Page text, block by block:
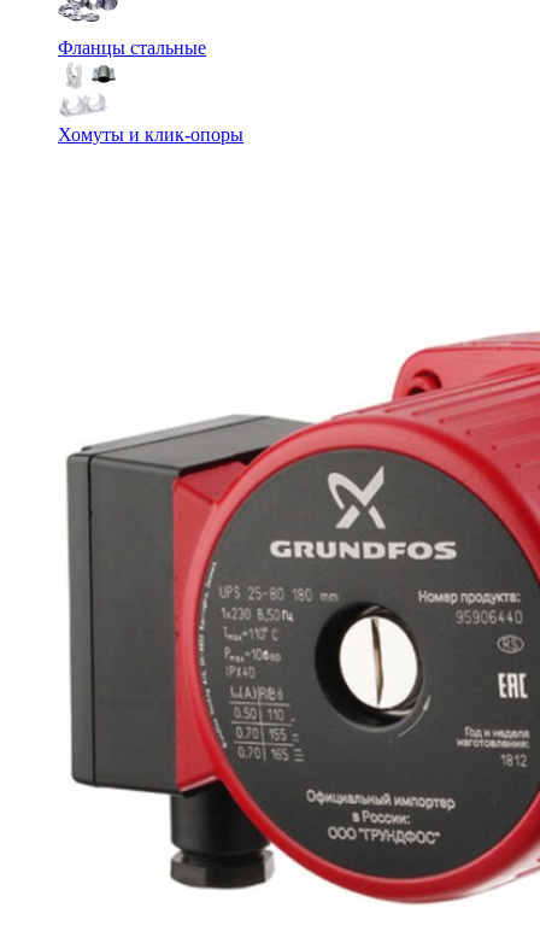
Фланцы стальные
Хомуты и клик-опоры